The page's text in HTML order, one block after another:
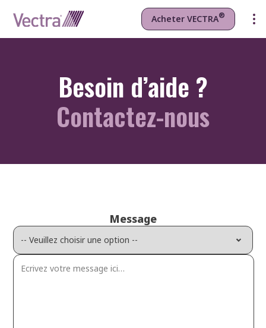
Acheter VECTRA®
Besoin d’aide ?
Contactez-nous
Message